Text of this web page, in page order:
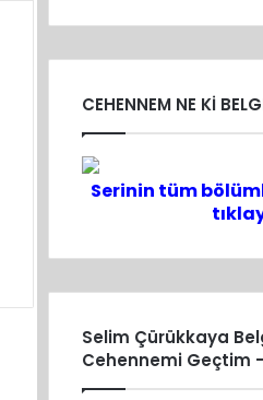
CEHENNEM NE Kİ
Serinin tüm
Selim Çürükkaya
Cehennemi Geçtim